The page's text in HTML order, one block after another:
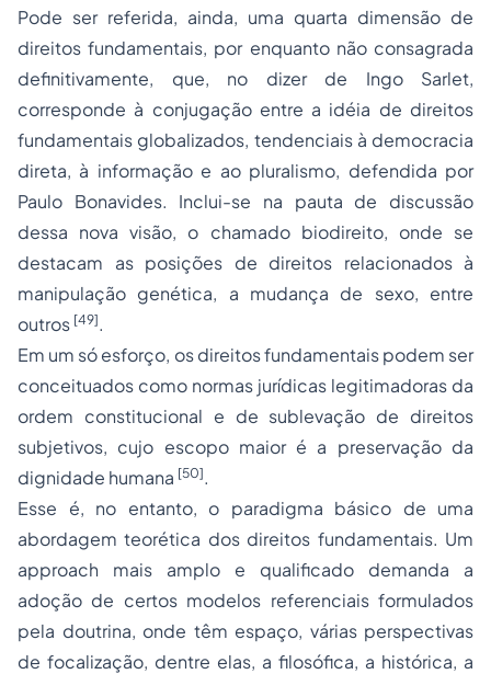
Pode ser referida, ainda, uma quarta dimensão de
direitos fundamentais, por enquanto não consagrada
definitivamente, que, no dizer de Ingo Sarlet,
corresponde à conjugação entre a idéia de direitos
fundamentais globalizados, tendenciais à democracia
direta, à informação e ao pluralismo, defendida por
Paulo Bonavides. Inclui-se na pauta de discussão
dessa nova visão, o chamado biodireito, onde se
destacam as posições de direitos relacionados à
manipulação genética, a mudança de sexo, entre
outros [49].
Em um só esforço, os direitos fundamentais podem ser
conceituados como normas jurídicas legitimadoras da
ordem constitucional e de sublevação de direitos
subjetivos, cujo escopo maior é a preservação da
dignidade humana [50].
Esse é, no entanto, o paradigma básico de uma
abordagem teorética dos direitos fundamentais. Um
approach mais amplo e qualificado demanda a
adoção de certos modelos referenciais formulados
pela doutrina, onde têm espaço, várias perspectivas
de focalização, dentre elas, a filosófica, a histórica, a